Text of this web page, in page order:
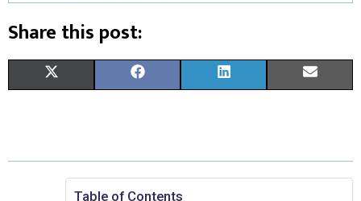
Share this post:
W E
B
K I
Table of Contents